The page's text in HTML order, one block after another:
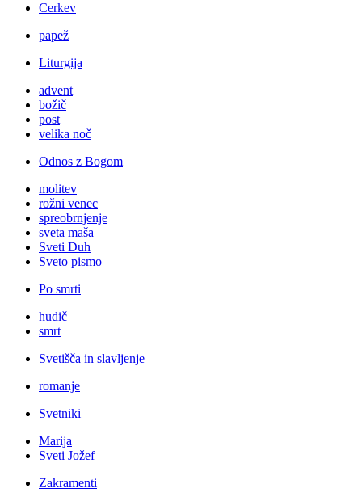
Cerkev
papež
Liturgija
advent
božič
post
velika noč
Odnos z Bogom
molitev
rožni venec
spreobrnjenje
sveta maša
Sveti Duh
Sveto pismo
Po smrti
hudič
smrt
Svetišča in slavljenje
romanje
Svetniki
Marija
Sveti Jožef
Zakramenti